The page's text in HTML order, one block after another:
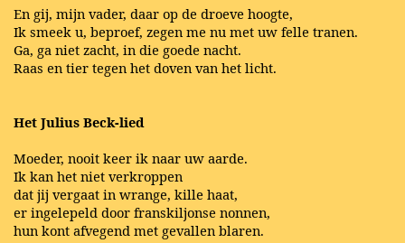
En gij, mijn vader, daar op de droeve hoogte,
Ik smeek u, beproef, zegen me nu met uw felle tranen.
Ga, ga niet zacht, in die goede nacht.
Raas en tier tegen het doven van het licht.
Het Julius Beck-lied
Moeder, nooit keer ik naar uw aarde.
Ik kan het niet verkroppen
dat jij vergaat in wrange, kille haat,
er ingelepeld door franskiljonse nonnen,
hun kont afvegend met gevallen blaren.